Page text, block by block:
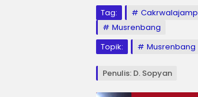
Tag:
Musrenbang
Topik:
Musrenbang
Penulis: D. Sopyan